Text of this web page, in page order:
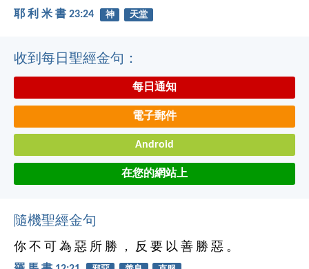
耶 利 米 書 23:24 神 天堂
收到每日聖經金句：
每日通知
電子郵件
Android
在您的網站上
隨機聖經金句
你 不 可 為 惡 所 勝 ， 反 要 以 善 勝 惡 。